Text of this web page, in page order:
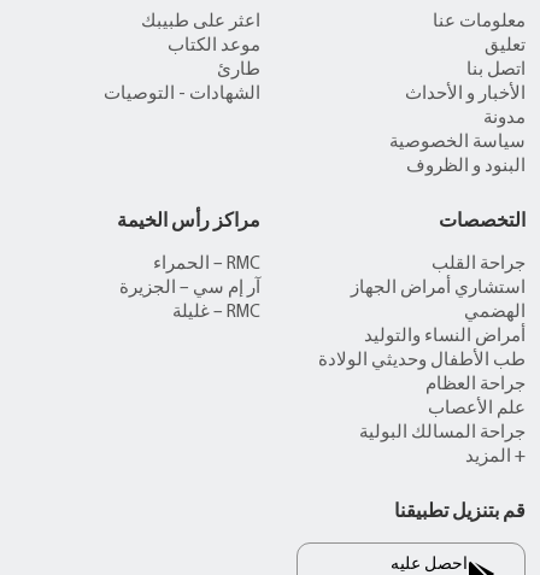
معلومات عنا
تعليق
اتصل بنا
الأخبار و الأحداث
مدونة
سياسة الخصوصية
البنود و الظروف
اعثر على طبيبك
موعد الكتاب
طارئ
الشهادات - التوصيات
التخصصات
جراحة القلب
استشاري أمراض الجهاز
الهضمي
أمراض النساء والتوليد
طب الأطفال وحديثي الولادة
جراحة العظام
علم الأعصاب
جراحة المسالك البولية
+ المزيد
مراكز رأس الخيمة
RMC – الحمراء
آر إم سي – الجزيرة
RMC – غليلة
قم بتنزيل تطبيقنا
احصل عليه